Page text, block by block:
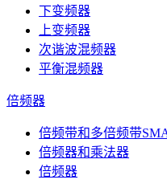
下变频器
上变频器
次谐波混频器
平衡混频器
倍频器
倍频带和多倍频带
倍频器和乘法器
倍频器